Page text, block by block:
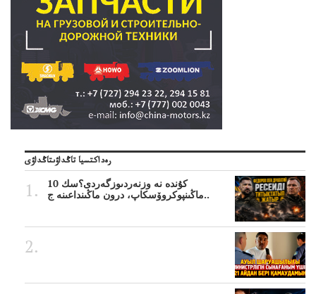
رەداكتسيا تاڭداۋىتاڭداۋى
10 كۇندە نە وزنەردىوزگەردى؟سك
ماڭىنپوكروۆسكاپ، درون ماڭىنداعىنە ج..